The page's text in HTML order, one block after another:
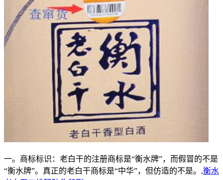
一。商标标识：老白干的注册商标是“衡水牌”，而假冒的不是
“衡水牌”。真正的老白干商标是“中华”，但仿造的不是。,衡水